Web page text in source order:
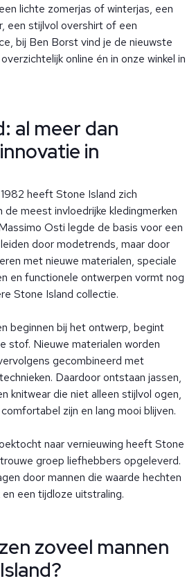
lichte zomerjas of winterjas, een
een stijlvol overshirt of een
bij Ben Borst vind je de nieuwste
online én in onze winkel in
al meer dan
in
1982 heeft Stone Island zich
de meest invloedrijke kledingmerken
Osti legde de basis voor een
leiden door modetrends, maar door
met nieuwe materialen, speciale
en functionele ontwerpen vormt nog
Stone Island collectie.
beginnen bij het ontwerp, begint
stof. Nieuwe materialen worden
gecombineerd met
Daardoor ontstaan jassen,
knitwear die niet alleen stijlvol ogen,
comfortabel zijn en lang mooi blijven.
naar vernieuwing heeft Stone
trouwe groep liefhebbers opgeleverd.
door mannen die waarde hechten
een tijdloze uitstraling.
zoveel mannen